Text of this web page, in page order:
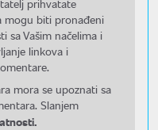
prihvatate
mogu biti pronađeni
sa Vašim načelima i
linkova i
mora se upoznati sa
Slanjem